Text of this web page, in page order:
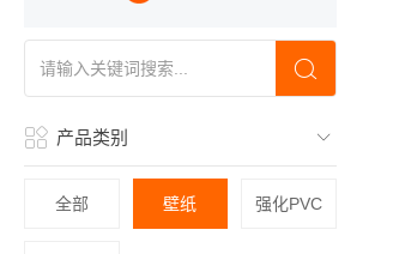
产品类别
全部 壁纸 强化PVC